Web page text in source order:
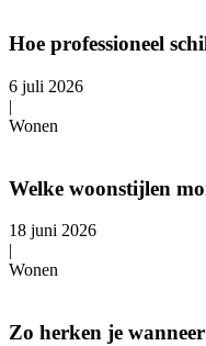
Hoe professioneel
6 juli 2026
|
Wonen
Welke woonstijlen
18 juni 2026
|
Wonen
Zo herken je